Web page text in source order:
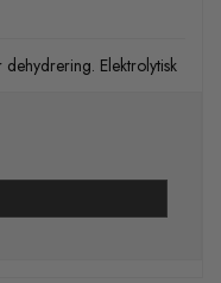
Elektrolytisk